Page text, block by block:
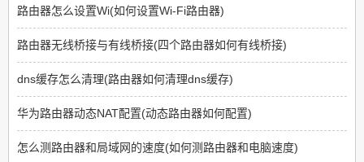
路由器怎么设置Wi(如何设置Wi-Fi路由器)
路由器无线桥接与有线桥接(四个路由器如何有线桥接)
dns缓存怎么清理(路由器如何清理dns缓存)
华为路由器动态NAT配置(动态路由器如何配置)
怎么测路由器和局域网的速度(如何测路由器和电脑速度)